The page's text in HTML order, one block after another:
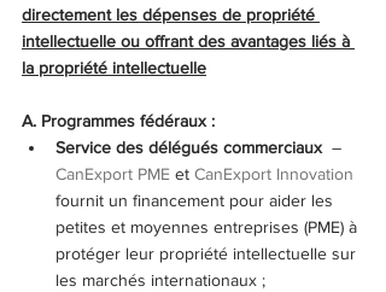
directement les dépenses de propriété
intellectuelle ou offrant des avantages liés à
la propriété intellectuelle
A. Programmes fédéraux :
Service des délégués commerciaux –
CanExport PME et CanExport Innovation
fournit un financement pour aider les
petites et moyennes entreprises (PME) à
protéger leur propriété intellectuelle sur
les marchés internationaux ;